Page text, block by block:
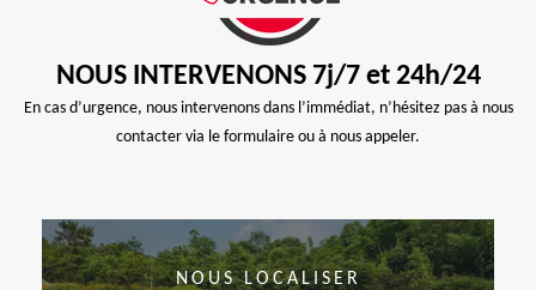
NOUS INTERVENONS 7j/7 et 24h/24
En cas d’urgence, nous intervenons dans l’immédiat, n’hésitez pas à nous
contacter via le formulaire ou à nous appeler.
NOUS LOCALISER